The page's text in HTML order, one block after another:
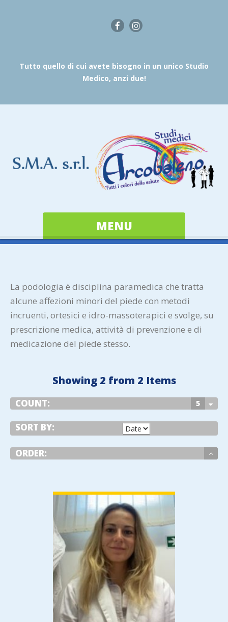
Tutto quello di cui avete bisogno in un unico Studio
Medico, anzi due!
MENU
La podologia è disciplina paramedica che tratta
alcune affezioni minori del piede con metodi
incruenti, ortesici e idro-massoterapici e svolge, su
prescrizione medica, attività di prevenzione e di
medicazione del piede stesso.
Showing 2 from 2 Items
COUNT: 5
SORT BY:
ORDER: